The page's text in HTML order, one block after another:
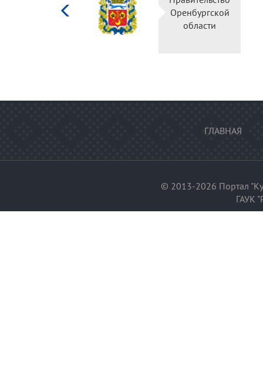
Оренбургской
области
ГЛАВНАЯ
© 2013-2026 Портал
ГАУК